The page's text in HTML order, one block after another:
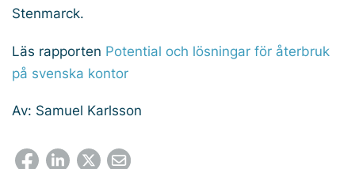
Stenmarck.
Läs rapporten Potential och lösningar för återbruk
på svenska kontor
Av: Samuel Karlsson